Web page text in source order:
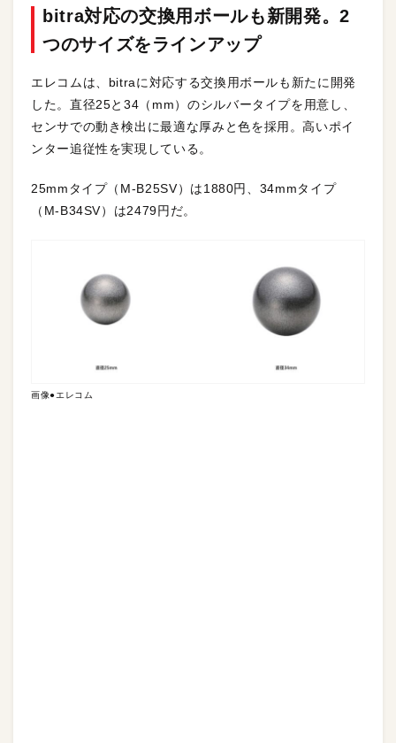
bitra対応の交換用ボールも新開発。2
つのサイズをラインアップ
エレコムは、bitraに対応する交換用ボールも新たに開発
した。直径25と34（mm）のシルバータイプを用意し、
センサでの動き検出に最適な厚みと色を採用。高いポイ
ンター追従性を実現している。
25mmタイプ（M-B25SV）は1880円、34mmタイプ
（M-B34SV）は2479円だ。
画像●エレコム